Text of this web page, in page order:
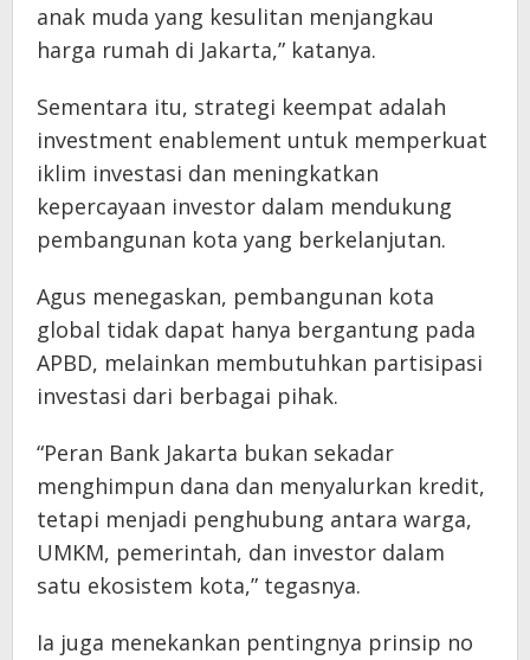
anak muda yang kesulitan menjangkau
harga rumah di Jakarta,” katanya.
Sementara itu, strategi keempat adalah
investment enablement untuk memperkuat
iklim investasi dan meningkatkan
kepercayaan investor dalam mendukung
pembangunan kota yang berkelanjutan.
Agus menegaskan, pembangunan kota
global tidak dapat hanya bergantung pada
APBD, melainkan membutuhkan partisipasi
investasi dari berbagai pihak.
“Peran Bank Jakarta bukan sekadar
menghimpun dana dan menyalurkan kredit,
tetapi menjadi penghubung antara warga,
UMKM, pemerintah, dan investor dalam
satu ekosistem kota,” tegasnya.
Ia juga menekankan pentingnya prinsip no